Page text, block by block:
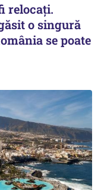
relocați.
o singură
se poate